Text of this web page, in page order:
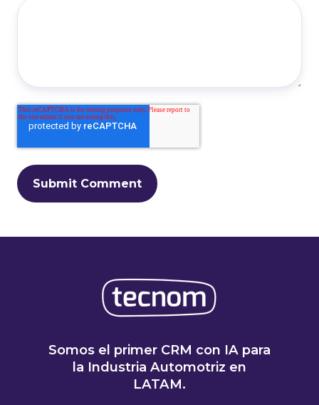
Somos el primer CRM con IA para
la Industria Automotriz en
LATAM.